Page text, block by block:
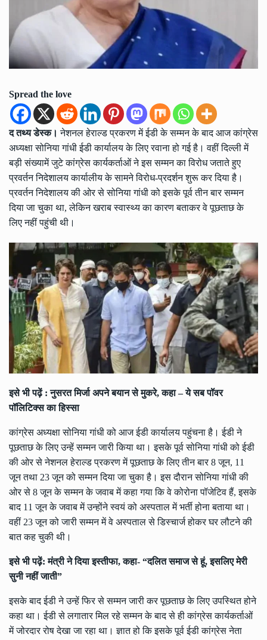
Spread the love
द तथ्य डेस्क। नेशनल हेराल्ड प्रकरण में ईडी के सम्मन के बाद आज कांग्रेस
अध्यक्षा सोनिया गांधी ईडी कार्यालय के लिए रवाना हो गई है। वहीं दिल्ली में
बड़ी संख्यामें जुटे कांग्रेस कार्यकर्ताओं ने इस सम्मन का विरोध जताते हुए
प्रवर्तन निदेशालय कार्यालीय के सामने विरोध-प्रदर्शन शुरू कर दिया है।
प्रवर्तन निदेशालय की ओर से सोनिया गांधी को इसके पूर्व तीन बार सम्मन
दिया जा चुका था, लेकिन खराब स्वास्थ्य का कारण बताकर वे पूछताछ के
लिए नहीं पहुंची थी।
इसे भी पढ़ें :नुसरत मिर्जा अपने बयान से मुकरे, कहा – ये सब पॉवर
पॉलिटिक्स का हिस्सा
कांग्रेस अध्यक्षा सोनिया गांधी को आज ईडी कार्यालय पहुंचना है। ईडी ने
पूछताछ के लिए उन्हें सम्मन जारी किया था। इसके पूर्व सोनिया गांधी को ईडी
की ओर से नेशनल हेराल्ड प्रकरण में पूछताछ के लिए तीन बार 8 जून, 11
जून तथा 23 जून को सम्मन दिया जा चुका है। इस दौरान सोनिया गांधी की
ओर से 8 जून के सम्मन के जवाब में कहा गया कि वे कोरोना पॉजेटिव हैं, इसके
बाद 11 जून के जवाब में उन्होंने स्वयं को अस्पताल में भर्ती होना बताया था।
वहीं 23 जून को जारी सम्मन में वे अस्पताल से डिस्चार्ज होकर घर लौटने की
बात कह चुकी थी।
इसे भी पढ़ें:मंत्री ने दिया इस्तीफा, कहा- “दलित समाज से हूं, इसलिए मेरी
सुनी नहीं जाती”
इसके बाद ईडी ने उन्हें फिर से सम्मन जारी कर पूछताछ के लिए उपस्थित होने
कहा था। ईडी से लगातार मिल रहे सम्मन के बाद से ही कांग्रेस कार्यकर्ताओं
में जोरदार रोष देखा जा रहा था। ज्ञात हो कि इसके पूर्व ईडी कांग्रेस नेता